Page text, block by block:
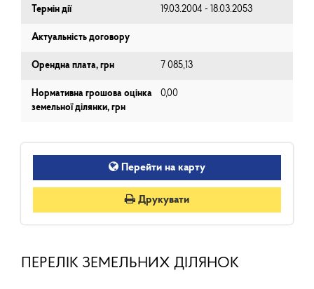
Термін дії 19.03.2004 - 18.03.2053
Актуальність договору
Орендна плата, грн 7 085,13
Нормативна грошова оцінка
земельної ділянки, грн
0,00
Перейти на карту
Друкувати
ПЕРЕЛІК ЗЕМЕЛЬНИХ ДІЛЯНОК